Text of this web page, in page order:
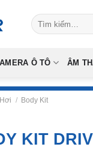
Tìm
kiếm:
Ô TÔ ÂM
/ Body Kit
KIT